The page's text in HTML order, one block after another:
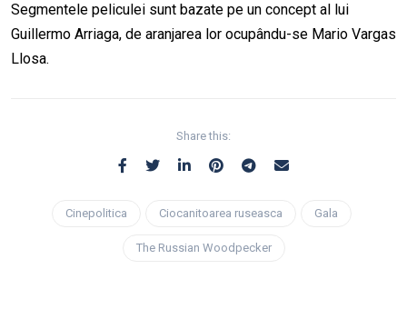
Segmentele peliculei sunt bazate pe un concept al lui
Guillermo Arriaga, de aranjarea lor ocupându-se Mario Vargas
Llosa.
Share this:
Cinepolitica Ciocanitoarea ruseasca Gala
The Russian Woodpecker